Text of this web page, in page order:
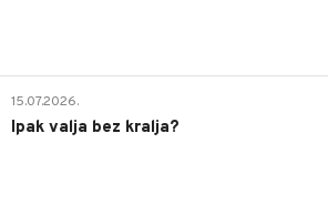
15.07.2026.
Ipak valja bez kralja?